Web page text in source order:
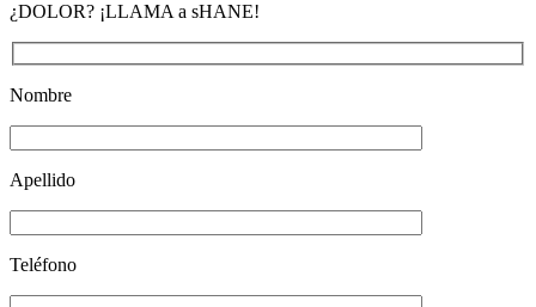
¿DOLOR? ¡LLAMA a sHANE!
Nombre
Apellido
Teléfono